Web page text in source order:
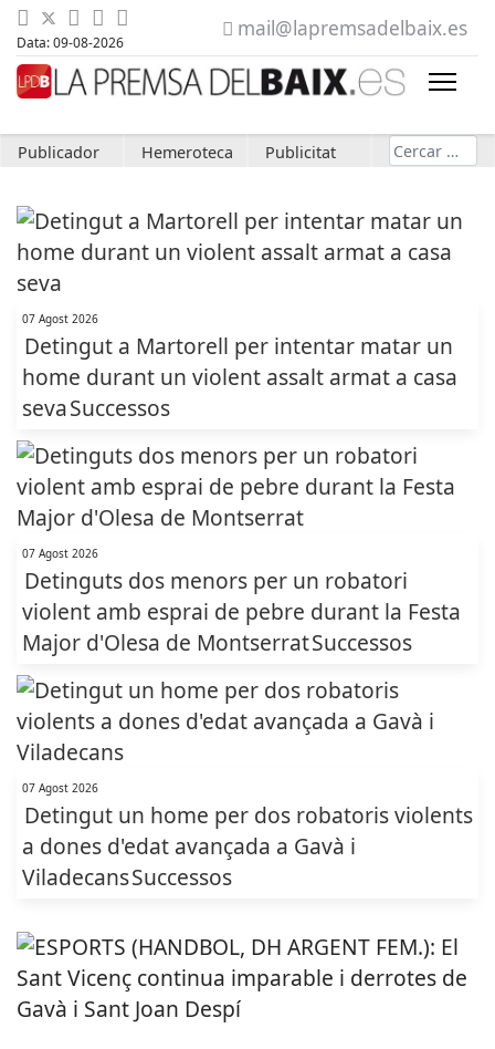
Data: 09-08-2026
mail@lapremsadelbaix.es
Publicador Hemeroteca Publicitat Cerca
07 Agost 2026
Detingut a Martorell per intentar matar un
home durant un violent assalt armat a casa
sevaSuccessos
07 Agost 2026
Detinguts dos menors per un robatori
violent amb esprai de pebre durant la Festa
Major d'Olesa de MontserratSuccessos
07 Agost 2026
Detingut un home per dos robatoris violents
a dones d'edat avançada a Gavà i
ViladecansSuccessos